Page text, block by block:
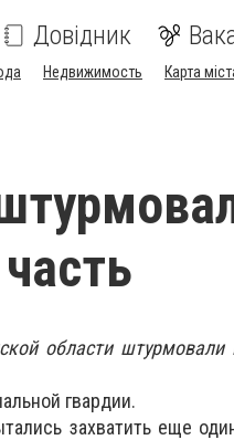
Довідник
Недвижимость Карта
области
гвардии.
захватить еще